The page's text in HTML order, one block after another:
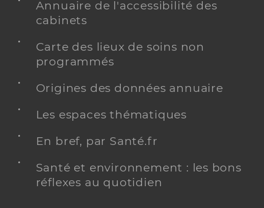
Annuaire de l'accessibilité des
cabinets
Carte des lieux de soins non
programmés
Origines des données annuaire
Les espaces thématiques
En bref, par Santé.fr
Santé et environnement : les bons
réflexes au quotidien